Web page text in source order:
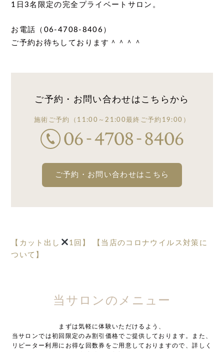
1日3名限定の完全プライベートサロン。
お電話（06-4708-8406）
ご予約お待ちしております＾＾＾＾
ご予約・お問い合わせはこちらから
施術ご予約 （11:00～21:00最終ご予約19:00）
ご予約・お問い合わせはこちら
【カット出し 1回】
【当店のコロナウイルス対策に
ついて】
当サロンのメニュー
まずは気軽に体験いただけるよう、
当サロンでは初回限定のみ割引価格でご提供しております。また、
リピーター利用にお得な回数券をご用意しておりますので、詳しく